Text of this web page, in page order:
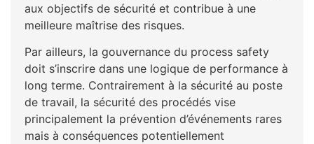
aux objectifs de sécurité et contribue à une
meilleure maîtrise des risques.
Par ailleurs, la gouvernance du process safety
doit s’inscrire dans une logique de performance à
long terme. Contrairement à la sécurité au poste
de travail, la sécurité des procédés vise
principalement la prévention d’événements rares
mais à conséquences potentiellement